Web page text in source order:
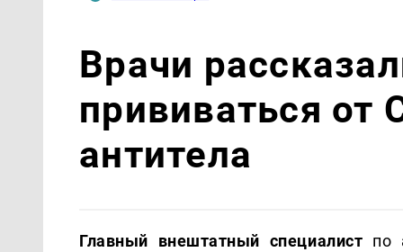
Врачи
прививаться от
антитела
Главный внештатный специалист по